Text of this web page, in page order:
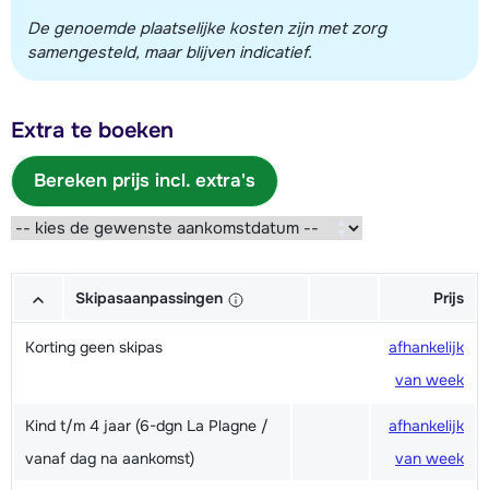
De genoemde plaatselijke kosten zijn met zorg
samengesteld, maar blijven indicatief.
Extra te boeken
Bereken prijs incl. extra's
Skipasaanpassingen Prijs
Korting geen skipas
afhankelijk
van week
Kind t/m 4 jaar (6-dgn La Plagne /
vanaf dag na aankomst)
afhankelijk
van week